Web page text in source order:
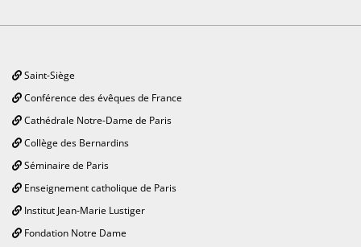
Saint-Siège
Conférence des évêques de France
Cathédrale Notre-Dame de Paris
Collège des Bernardins
Séminaire de Paris
Enseignement catholique de Paris
Institut Jean-Marie Lustiger
Fondation Notre Dame